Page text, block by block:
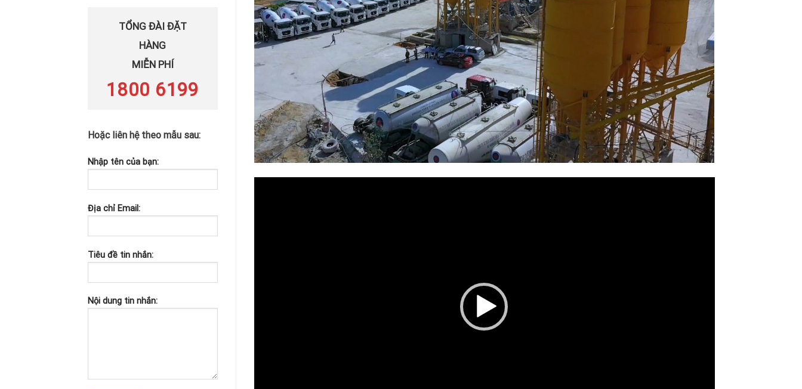
TỔNG ĐÀI ĐẶT
HÀNG
MIỄN PHÍ
1800 6199
Hoặc liên hệ theo mẫu sau:
Nhập tên của bạn:
Địa chỉ Email:
Tiêu đề tin nhắn:
Nội dung tin nhắn: